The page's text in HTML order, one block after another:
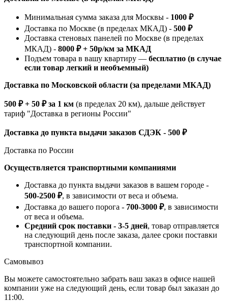
Минимальная сумма заказа для Москвы - 1000 ₽
Доставка по Москве (в пределах МКАД) - 500 ₽
Доставка стеновых панелей по Москве (в пределах
МКАД) - 8000 ₽ + 50р/км за МКАД
Подъем товара в вашу квартиру — бесплатно (в случае
если товар легкий и необъемный)
Доставка по Московской области (за пределами МКАД)
500 ₽ + 50 ₽ за 1 км (в пределах 20 км), дальше действует
тариф "Доставка в регионы России"
Доставка до пункта выдачи заказов СДЭК - 500 ₽
Доставка по России
Осуществляется транспортными компаниями
Доставка до пункта выдачи заказов в вашем городе -
500-2500 ₽, в зависимости от веса и объема.
Доставка до вашего порога - 700-3000 ₽, в зависимости
от веса и объема.
Средний срок поставки - 3-5 дней, товар отправляется
на следующий день после заказа, далее сроки поставки
транспортной компании.
Самовывоз
Вы можете самостоятельно забрать ваш заказ в офисе нашей
компании уже на следующий день, если товар был заказан до
11:00.